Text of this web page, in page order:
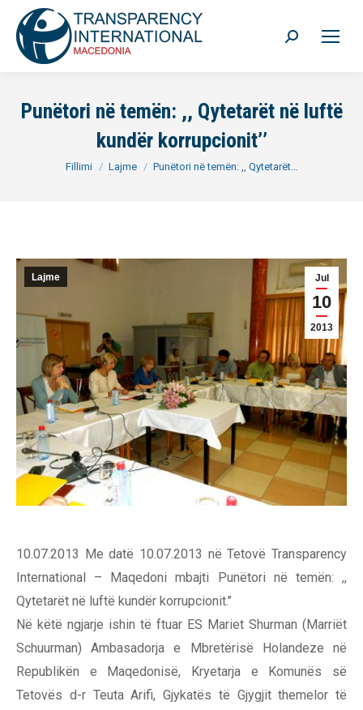
Search:
Punëtori në temën: ,, Qytetarët në luftë
kundër korrupcionit’’
You are here:
Fillimi Lajme Punëtori në temën: ,, Qytetarët…
Jul
10
2013
Lajme
10.07.2013 Me datë 10.07.2013 në Tetovë Transparency
International – Maqedoni mbajti Punëtori në temën: ,,
Qytetarët në luftë kundër korrupcionit.’’
Në këtë ngjarje ishin të ftuar ES Mariet Shurman (Marriët
Schuurman) Ambasadorja e Mbretërisë Holandeze në
Republikën e Maqedonisë, Kryetarja e Komunës së
Tetovës d-r Teuta Arifi, Gjykatës të Gjygjit themelor të